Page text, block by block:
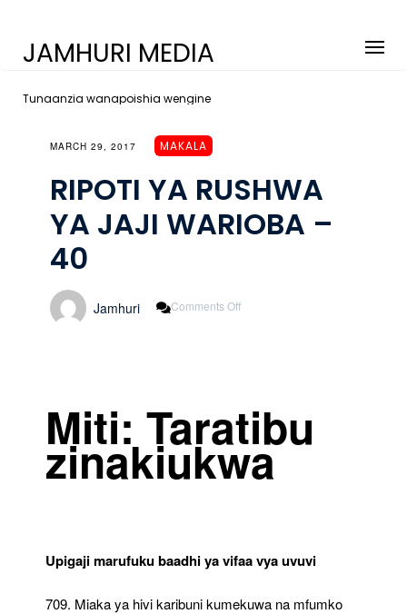
JAMHURI MEDIA
Tunaanzia wanapoishia wengine
MARCH 29, 2017 MAKALA
RIPOTI YA RUSHWA
YA JAJI WARIOBA –
40
Jamhuri Comments Off
–
40
Miti: Taratibu
zinakiukwa
Upigaji marufuku baadhi ya vifaa vya uvuvi
709. Miaka ya hivi karibuni kumekuwa na mfumko